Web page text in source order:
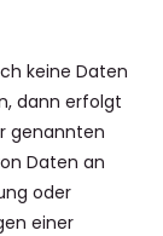
keine Daten
dann erfolgt
genannten
Daten an
oder
einer